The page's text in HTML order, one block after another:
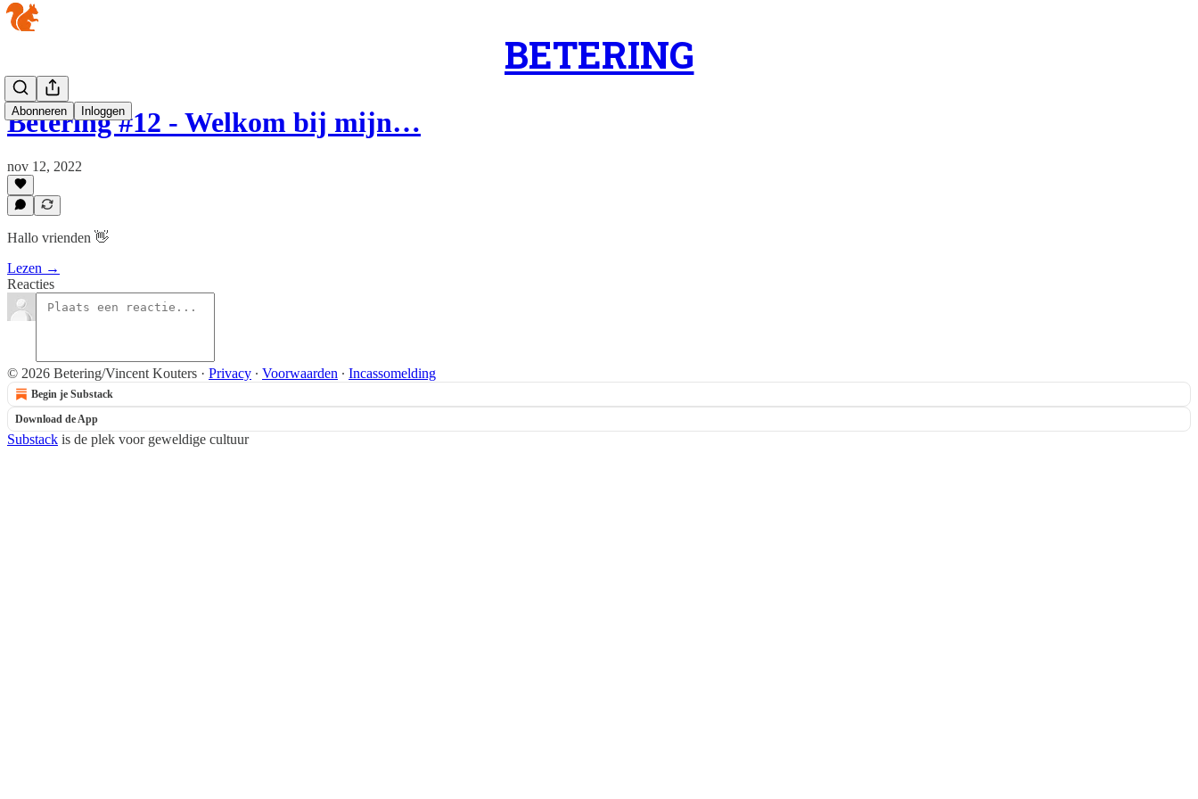
BETERING
Abonneren Inloggen
Betering #12 - Welkom bij mijn…
nov 12, 2022
Hallo vrienden 👋
Lezen →
Reacties
© 2026 Betering/Vincent Kouters · Privacy ∙ Voorwaarden ∙ Incassomelding
Begin je Substack
Download de App
Substack is de plek voor geweldige cultuur